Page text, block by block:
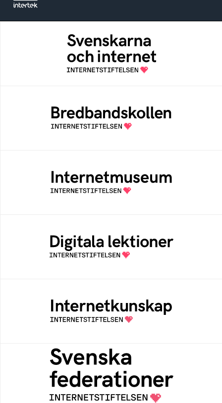
Svenskarna och internet
En årlig studie av svenska folkets
internetvanor
Bredbandskollen är ett oberoende
konsumentverktyg som drivs av
Internetstiftelsen
Ett digitalt museum som byggts, och kureras
av Internetstiftelsen
Öppen digital lärresurs med färdiga lektioner
för alla stadier i grundskolan
Samlad kunskap som hjälper dig att bli en
säker och medveten internetanvändare
Svenska federationer
Grunden för medlemskap i en sektors- eller
kontextspecifik federation